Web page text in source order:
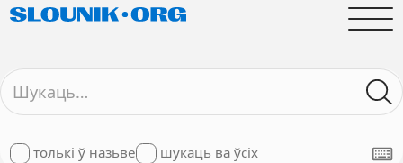
толькі ў назьве шукаць ва ўсіх